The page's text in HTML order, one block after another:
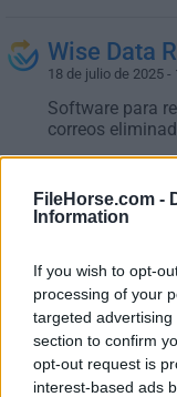
FileHorse.com -
Information
If you wish to opt-
processing of your
targeted
section to confirm
opt-out request is
interest-based ads
Wise Data
18 de julio de 2025 -
Software para
correos
Wise Data
18 de julio de 2025 -
correos, etc